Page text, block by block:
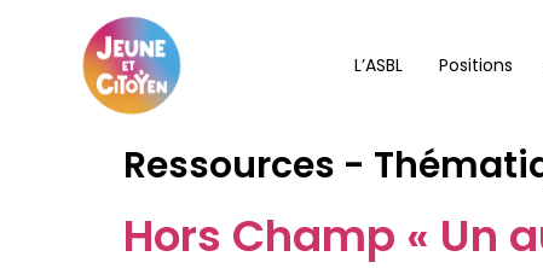
L’ASBL Positions
Ressources -
Hors Champ « Un